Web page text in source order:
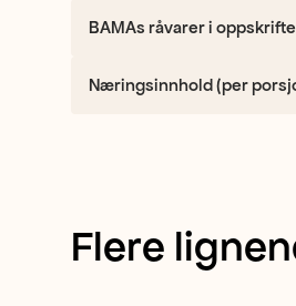
BAMAs råvarer i
Næringsinnhold (per
Flere